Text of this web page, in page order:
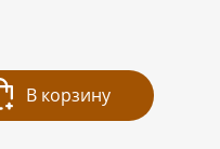
В корзину